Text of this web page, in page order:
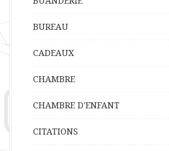
BUREAU
CADEAUX
CHAMBRE
CHAMBRE D'ENFANT
CITATIONS